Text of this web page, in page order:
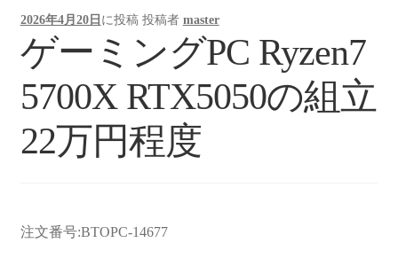
ス
キ
ッ
プ
ッ
プ
支払い
お買い物カゴ
お買い物ガイド
2026年4月20日 に投稿 投稿者 master
ゲーミングPC Ryzen7
5700X RTX5050の組立
22万円程度
注文番号:BTOPC-14677